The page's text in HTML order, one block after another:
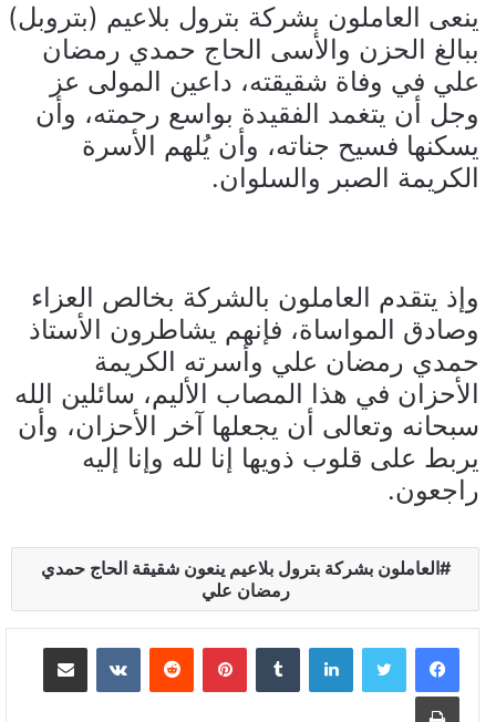
ينعى العاملون بشركة بترول بلاعيم (بتروبل)
ببالغ الحزن والأسى الحاج حمدي رمضان
علي في وفاة شقيقته، داعين المولى عز
وجل أن يتغمد الفقيدة بواسع رحمته، وأن
يسكنها فسيح جناته، وأن يُلهم الأسرة
الكريمة الصبر والسلوان.
وإذ يتقدم العاملون بالشركة بخالص العزاء
وصادق المواساة، فإنهم يشاطرون الأستاذ
حمدي رمضان علي وأسرته الكريمة
الأحزان في هذا المصاب الأليم، سائلين الله
سبحانه وتعالى أن يجعلها آخر الأحزان، وأن
يربط على قلوب ذويها إنا لله وإنا إليه
راجعون.
العاملون بشركة بترول بلاعيم ينعون شقيقة الحاج حمدي
رمضان علي
لينكدإن بينتيريست مشاركة عبر البريد
طباعة